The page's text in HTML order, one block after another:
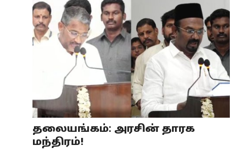
தலையங்கம்: அரசின் தாரக
மந்திரம்!